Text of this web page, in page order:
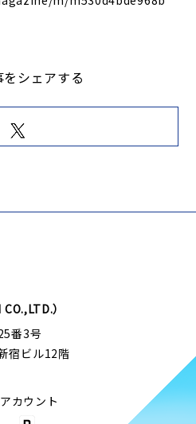
をシェアする
）
番3号
宿ビル12階
カウント